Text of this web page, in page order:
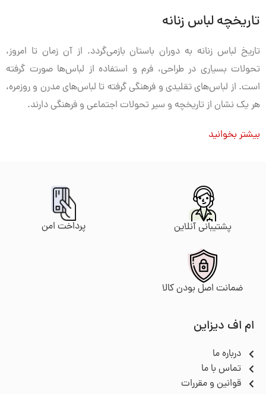
تاریخچه لباس زنانه
تاریخ لباس زنانه به دوران باستان بازمی‌گردد. از آن زمان تا امروز،
تحولات بسیاری در طراحی، فرم و استفاده از لباس‌ها صورت گرفته
است. از لباس‌های تقلیدی و فرهنگی گرفته تا لباس‌های مدرن و روزمره،
هر یک نشان از تاریخچه و سیر تحولات اجتماعی و فرهنگی دارند.
بیشتر بخوانید
پشتیبانی آنلاین پرداخت امن
ضمانت اصل بودن کالا
ام اف دیزاین
درباره ما
تماس با ما
قوانین و مقررات